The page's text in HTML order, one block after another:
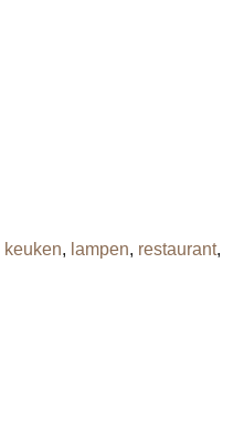
keuken, lampen, restaurant,